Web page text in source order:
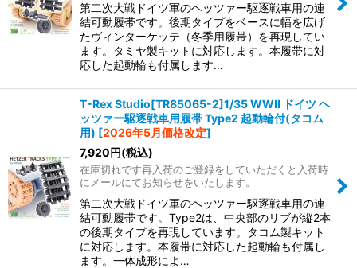
第二次大戦ドイツ軍のヘッツァー駆逐戦車用の連
結可動履帯です。後期タイプをベースに幅を広げ
たヴィンターケッテ（冬季用履帯）を再現してい
ます。タミヤ製キットに対応します。本履帯に対
応した起動輪も付属します…
T-Rex Studio[TR85065-2]1/35 WWII ドイツ ヘ
ッツァー駆逐戦車用履帯 Type2 起動輪付(タコム
用) [2026年5月価格改定]
7,920円(税込)
在庫切れです再入荷のご登録をしていただくと入荷時
にメールにてお知らせをいたします。
第二次大戦ドイツ軍のヘッツァー駆逐戦車用の連
結可動履帯です。Type2は、中央部のリブが縦2本
の後期タイプを再現しています。タコム製キット
に対応します。本履帯に対応した起動輪も付属し
ます。一体成形によ…